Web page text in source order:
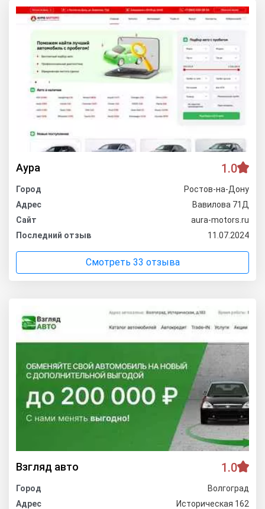
Аура 1.0
Город
Ростов-на-Дону
Адрес
Вавилова 71Д
Сайт
aura-motors.ru
Последний отзыв
11.07.2024
Смотреть 33 отзыва
Взгляд авто 1.0
Город
Волгоград
Адрес
Историческая 162